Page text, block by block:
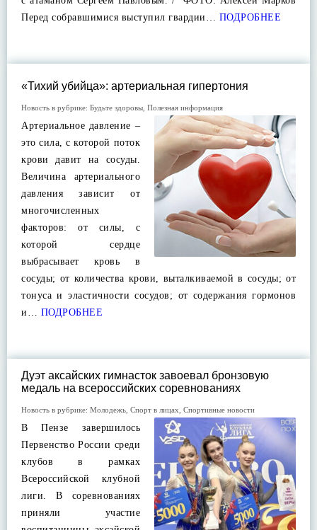
Перед собравшимися выступил гвардии… ПОДРОБНЕЕ
«Тихий убийца»: артериальная гипертония
Новость в рубрике: Будьте здоровы Полезная информация
Артериальное давление –
это сила, с которой поток
крови давит на сосуды.
Величина артериального
давления зависит от
многочисленных
факторов: от силы, с
которой сердце
выбрасывает кровь в
сосуды; от количества крови, выталкиваемой в сосуды; от
тонуса и эластичности сосудов; от содержания гормонов
и… ПОДРОБНЕЕ
Дуэт аксайских гимнасток завоевал бронзовую
медаль на всероссийских соревнованиях
Новость в рубрике: Молодежь Спорт в лицах Спортивные новости
В Пензе завершилось
Первенство России среди
клубов в рамках
Всероссийской клубной
лиги. В соревнованиях
приняли участие